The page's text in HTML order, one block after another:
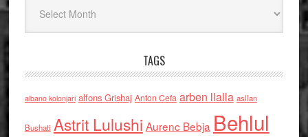
TAGS
albano kolonjari alfons Grishaj Anton Cefa arben llalla asllan
Bushati Astrit Lulushi Aurenc Bebja Behlul